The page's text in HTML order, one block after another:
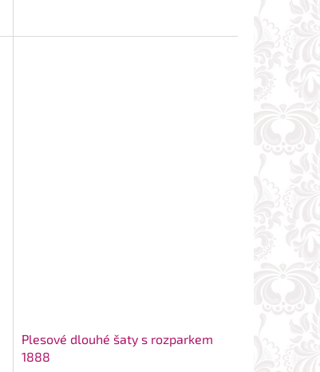
Plesové dlouhé šaty s rozparkem
1888